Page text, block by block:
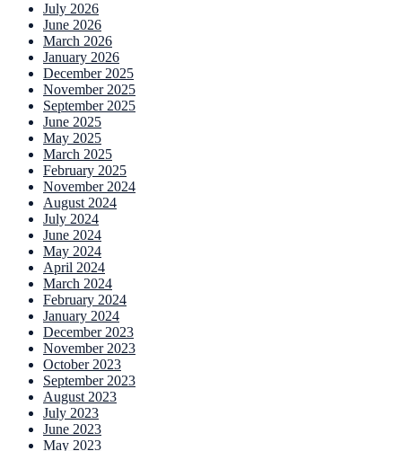
July 2026
June 2026
March 2026
January 2026
December 2025
November 2025
September 2025
June 2025
May 2025
March 2025
February 2025
November 2024
August 2024
July 2024
June 2024
May 2024
April 2024
March 2024
February 2024
January 2024
December 2023
November 2023
October 2023
September 2023
August 2023
July 2023
June 2023
May 2023